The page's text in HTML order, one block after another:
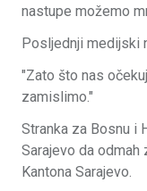
nastupe možemo
Posljednji medijski
"Zato što nas
zamislimo."
Stranka za Bosnu i
Sarajevo da
Kantona Sarajevo.